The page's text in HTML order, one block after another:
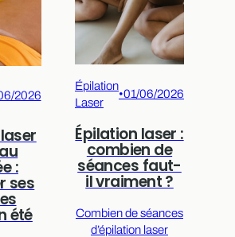
2026
:
ses
été
Épilation
Laser
•01/06/2026
Épilation laser :
combien de
séances faut-
il vraiment ?
Combien de séances
d’épilation laser